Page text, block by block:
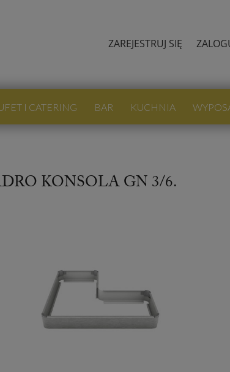
ZAREJESTRUJ SIĘ
I CATERING BAR KUCHNIA
KONSOLA GN 3/6.
Jeżeli produkt jest
30 dni, wyświetlana jest
momentu, kiedy produkt
sprzedaży.